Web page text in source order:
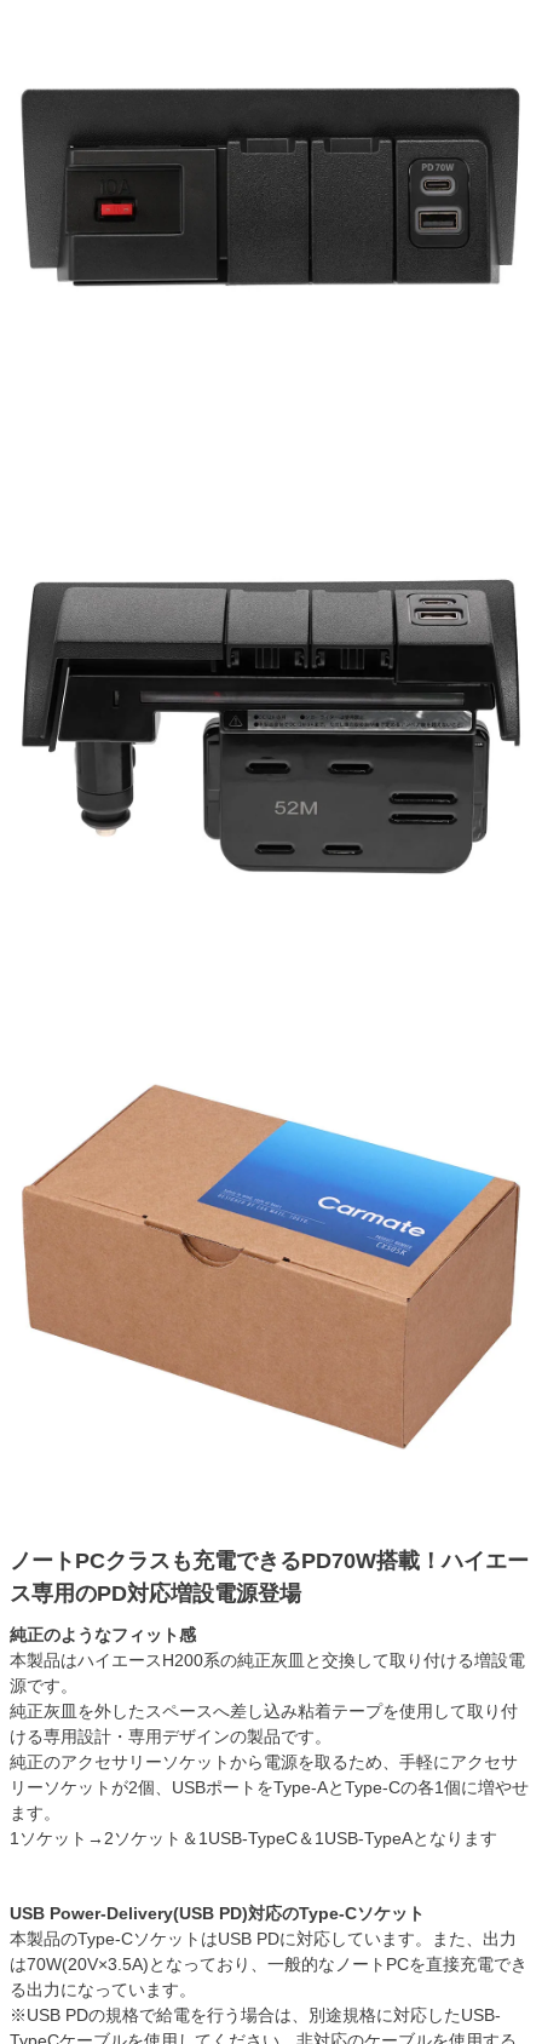
ノートPCクラスも充電できるPD70W搭載！ハイエー
ス専用のPD対応増設電源登場
純正のようなフィット感
本製品はハイエースH200系の純正灰皿と交換して取り付ける増設電
源です。
純正灰皿を外したスペースへ差し込み粘着テープを使用して取り付
ける専用設計・専用デザインの製品です。
純正のアクセサリーソケットから電源を取るため、手軽にアクセサ
リーソケットが2個、USBポートをType-AとType-Cの各1個に増やせ
ます。
1ソケット→2ソケット＆1USB-TypeC＆1USB-TypeAとなります
USB Power-Delivery(USB PD)対応のType-Cソケット
本製品のType-CソケットはUSB PDに対応しています。また、出力
は70W(20V×3.5A)となっており、一般的なノートPCを直接充電でき
る出力になっています。
※USB PDの規格で給電を行う場合は、別途規格に対応したUSB-